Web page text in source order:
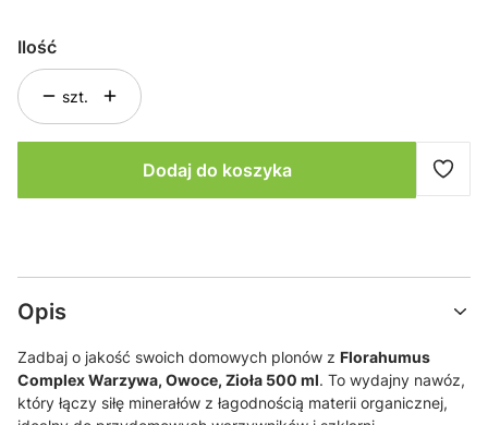
Ilość
szt.
Dodaj do koszyka
Opis
Zadbaj o jakość swoich domowych plonów z Florahumus
Complex Warzywa, Owoce, Zioła 500 ml. To wydajny nawóz,
który łączy siłę minerałów z łagodnością materii organicznej,